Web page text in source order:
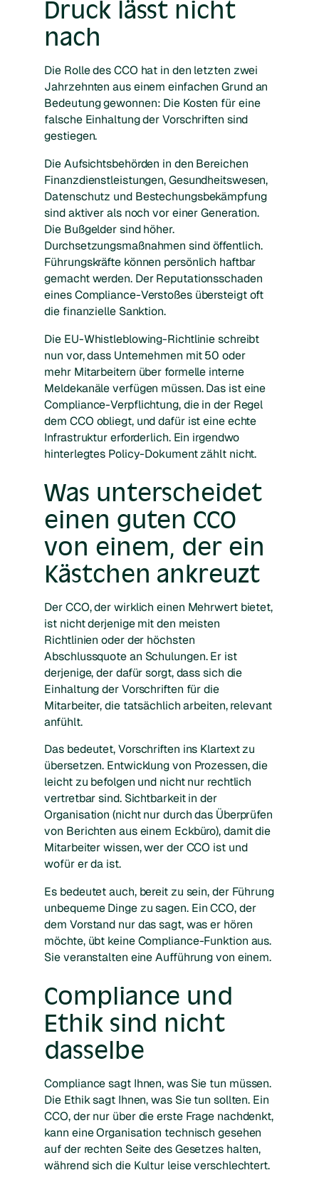
Druck lässt nicht
nach
Die Rolle des CCO hat in den letzten zwei
Jahrzehnten aus einem einfachen Grund an
Bedeutung gewonnen: Die Kosten für eine
falsche Einhaltung der Vorschriften sind
gestiegen.
Die Aufsichtsbehörden in den Bereichen
Finanzdienstleistungen, Gesundheitswesen,
Datenschutz und Bestechungsbekämpfung
sind aktiver als noch vor einer Generation.
Die Bußgelder sind höher.
Durchsetzungsmaßnahmen sind öffentlich.
Führungskräfte können persönlich haftbar
gemacht werden. Der Reputationsschaden
eines Compliance-Verstoßes übersteigt oft
die finanzielle Sanktion.
Die EU-Whistleblowing-Richtlinie schreibt
nun vor, dass Unternehmen mit 50 oder
mehr Mitarbeitern über formelle interne
Meldekanäle verfügen müssen. Das ist eine
Compliance-Verpflichtung, die in der Regel
dem CCO obliegt, und dafür ist eine echte
Infrastruktur erforderlich. Ein irgendwo
hinterlegtes Policy-Dokument zählt nicht.
Was unterscheidet
einen guten CCO
von einem, der ein
Kästchen ankreuzt
Der CCO, der wirklich einen Mehrwert bietet,
ist nicht derjenige mit den meisten
Richtlinien oder der höchsten
Abschlussquote an Schulungen. Er ist
derjenige, der dafür sorgt, dass sich die
Einhaltung der Vorschriften für die
Mitarbeiter, die tatsächlich arbeiten, relevant
anfühlt.
Das bedeutet, Vorschriften ins Klartext zu
übersetzen. Entwicklung von Prozessen, die
leicht zu befolgen und nicht nur rechtlich
vertretbar sind. Sichtbarkeit in der
Organisation (nicht nur durch das Überprüfen
von Berichten aus einem Eckbüro), damit die
Mitarbeiter wissen, wer der CCO ist und
wofür er da ist.
Es bedeutet auch, bereit zu sein, der Führung
unbequeme Dinge zu sagen. Ein CCO, der
dem Vorstand nur das sagt, was er hören
möchte, übt keine Compliance-Funktion aus.
Sie veranstalten eine Aufführung von einem.
Compliance und
Ethik sind nicht
dasselbe
Compliance sagt Ihnen, was Sie tun müssen.
Die Ethik sagt Ihnen, was Sie tun sollten. Ein
CCO, der nur über die erste Frage nachdenkt,
kann eine Organisation technisch gesehen
auf der rechten Seite des Gesetzes halten,
während sich die Kultur leise verschlechtert.